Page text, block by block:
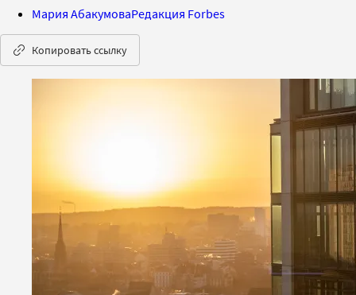
Мария АбакумоваРедакция Forbes
Копировать ссылку